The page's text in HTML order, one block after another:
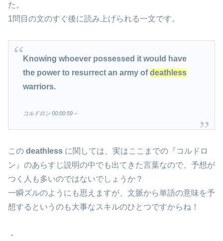
た。
1問目の文のすぐ後に読み上げられる一文です。
Knowing whoever possessed it would have
the power to resurrect an army ofdeathless
warriors.
コルドロン 00:00:59～
この deathless に関しては、実はここまでの『コルドロ
ン』のあらすじ説明の中でも出てきた言葉なので、予想が
つく人も多いのではないでしょうか？
一瞬ズルのようにも思えますが、文脈から単語の意味を予
想するというのも大事なスキルのひとつですからね！
・